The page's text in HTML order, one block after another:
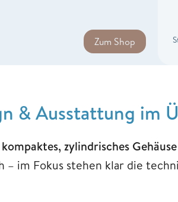
Zum Shop
& Ausstattung im
kompaktes, zylindrisches Gehäuse
– im Fokus stehen klar die